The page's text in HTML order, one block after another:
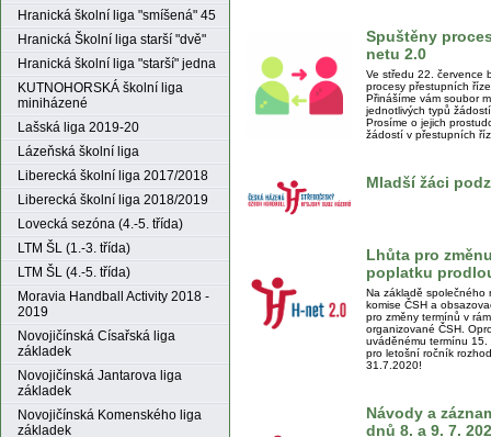
Hranická školní liga "smíšená" 45
Hranická Školní liga starší "dvě"
Hranická školní liga "starší" jedna
KUTNOHORSKÁ školní liga
miniházené
Lašská liga 2019-20
Lázeňská školní liga
Liberecká školní liga 2017/2018
Liberecká školní liga 2018/2019
Lovecká sezóna (4.-5. třída)
LTM ŠL (1.-3. třída)
LTM ŠL (4.-5. třída)
Moravia Handball Activity 2018 -
2019
Novojičínská Císařská liga
základek
Novojičínská Jantarova liga
základek
Novojičínská Komenského liga
základek
Spuštěny
netu 2.0
Ve středu 22. července
procesy přestupních
Přinášíme vám soubor
jednotlivých typů
Prosíme o jejich
žádostí v přestupních
Mladší žáci
Lhůta pro
poplatku
Na základě společného
komise ČSH a
pro změny termínů v
organizované ČSH.
uváděnému termínu
pro letošní ročník
31.7.2020!
Návody a
dnů 8. a 9. 7.